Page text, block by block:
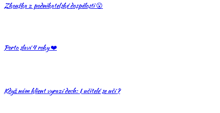
Zkouška z podnikatelské dospělosti 😮
Porto slaví 4 roky ❤️
Když nám klient vyrazí dech: I učitelé se učí ?